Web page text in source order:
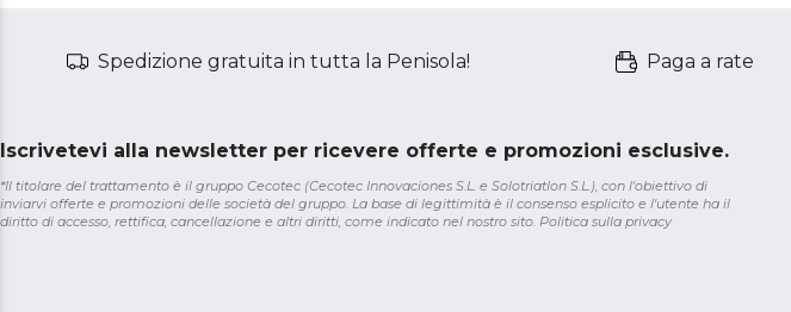
Spedizione gratuita in tutta la Penisola! Paga a rate
Iscrivetevi alla newsletter per ricevere offerte e promozioni esclusive.
*Il titolare del trattamento è il gruppo Cecotec (Cecotec Innovaciones S.L. e Solotriatlon S.L.), con l'obiettivo di
inviarvi offerte e promozioni delle società del gruppo. La base di legittimità è il consenso esplicito e l'utente ha il
diritto di accesso, rettifica, cancellazione e altri diritti, come indicato nel nostro sito. Politica sulla privacy